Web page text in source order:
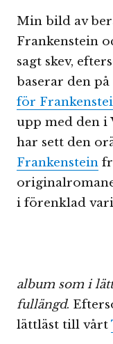
Min bild av
Frankenstein
sagt skev,
baserar den
för
upp med den i
har sett den
Frankenstein
i förenklad
album som i
fullängd.
lättläst till vårt